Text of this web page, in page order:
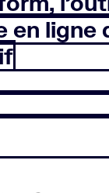
en ligne